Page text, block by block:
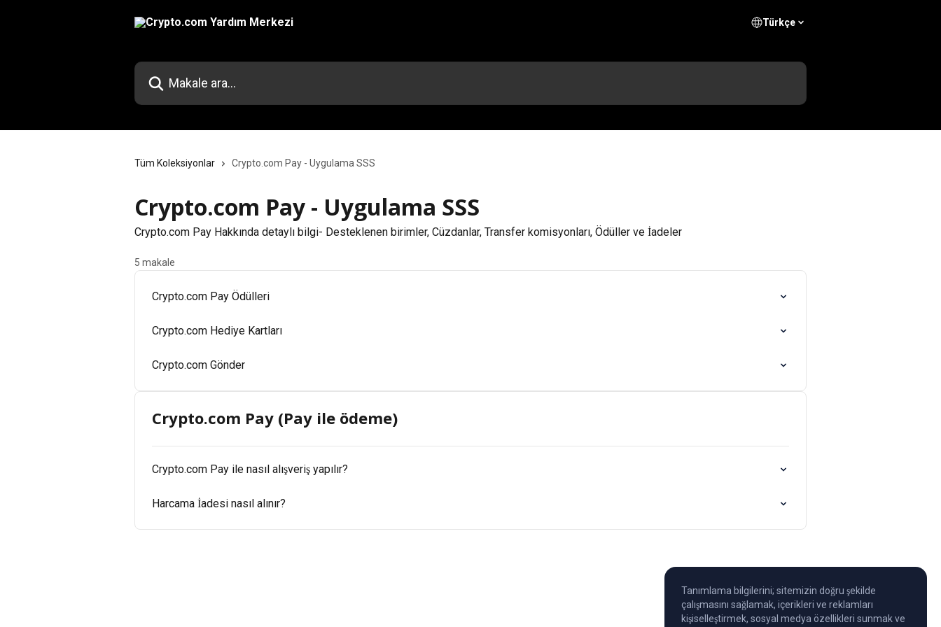
Türkçe
Makale ara...
Tüm Koleksiyonlar Crypto.com Pay - Uygulama SSS
Crypto.com Pay - Uygulama SSS
Crypto.com Pay Hakkında detaylı bilgi- Desteklenen birimler, Cüzdanlar, Transfer komisyonları, Ödüller ve İadeler
5 makale
Crypto.com Pay Ödülleri
Crypto.com Hediye Kartları
Crypto.com Gönder
Crypto.com Pay (Pay ile ödeme)
Crypto.com Pay ile nasıl alışveriş yapılır?
Harcama İadesi nasıl alınır?
Tanımlama bilgilerini; sitemizin doğru şekilde
çalışmasını sağlamak, içerikleri ve reklamları
kişiselleştirmek, sosyal medya özellikleri sunmak ve